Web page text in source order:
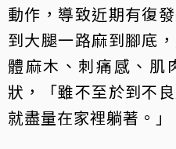
動作，導致近期有復
到大腿一路麻到腳底
體麻木、刺痛感、肌
狀，「雖不至於到不
就盡量在家裡躺著。」